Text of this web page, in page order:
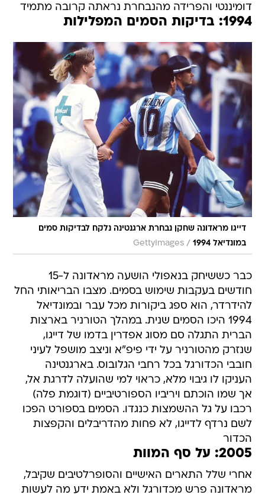
דומיננטי והפרידה מהנבחרת נראתה קרובה מתמיד
1994: בדיקות הסמים המפלילות
דייגו מראדונה שחקן נבחרת ארגנטינה נלקח לבדיקות סמים
במונדיאל 1994
/
GettyImages
כבר כששיחק בנאפולי הושעה מראדונה ל-15
חודשים בעקבות שימוש בסמים. מצבו הבריאותי החל
להידרדר, הוא ספג ביקורות מכל עבר ובמונדיאל
1994 היכו הסמים שנית. במהלך הטורניר בארצות
הברית התגלה סם מסוג אפדרין בדמו של דייגו,
שנזרק מהטורניר על ידי פיפ"א וניצב מושפל לעיני
חובבי הכדורגל בכל רחבי הגלובוס. בארגנטינה
העניקו לו גיבוי מלא, כראוי למי שהועלה לדרגת אל,
אך שמו הוכתם ויריביו הספורטיביים (דוגמת פלה)
רכבו על גל ההשמצות כנגדו. הסמים בספורט הפכו
לשם נרדף לדייגו, לא פחות מהדריבלים והקפצות
הכדור
2005: על סף המוות
אחרי שלל התארים האישיים והסופרלטיבים שקיבל,
מראדונה פרש מכדורגל ולא באמת ידע מה לעשות